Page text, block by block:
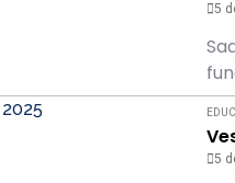
5
5